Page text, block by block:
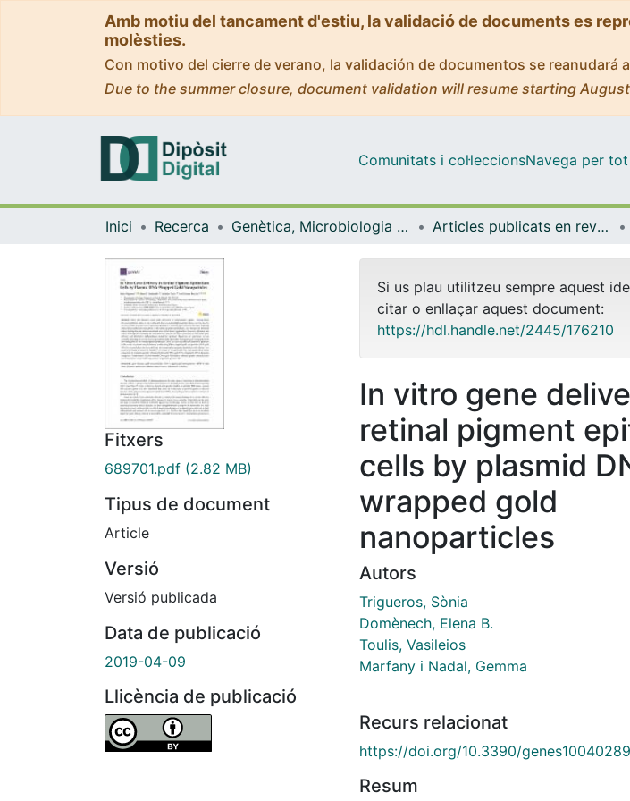
Amb motiu del tancament d'estiu, la validació de documents es
molèsties.
Con motivo del cierre de verano, la validación de documentos se
Due to the summer closure, document validation will resume starting
Comunitats i col·leccionsNavega per
Inici Recerca Genètica, Microbiologia i Estadística Articles publicats en revistes (Genètica, Microbiologia i Estadística)
Fitxers
689701.pdf (2.82 MB)
Tipus de document
Article
Versió
Versió publicada
Data de publicació
2019-04-09
Llicència de publicació
Si us plau utilitzeu sempre aquest
citar o enllaçar aquest document:
https://hdl.handle.net/2445/176210
In vitro gene
retinal pigment
cells by plasmid
wrapped gold
nanoparticles
Autors
Trigueros, Sònia
Domènech, Elena B.
Toulis, Vasileios
Marfany i Nadal, Gemma
Recurs relacionat
https://doi.org/10.3390/genes10040289
Resum